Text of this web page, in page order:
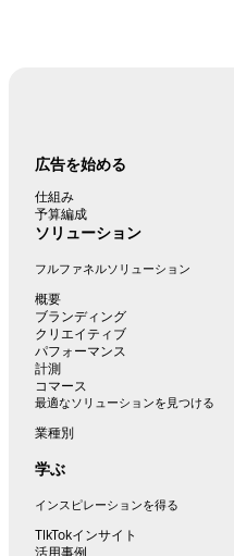
広告を始める
仕組み
予算編成
ソリューション
フルファネルソリューション
概要
ブランディング
クリエイティブ
パフォーマンス
計測
コマース
最適なソリューションを見つける
業種別
学ぶ
インスピレーションを得る
TIkTokインサイト